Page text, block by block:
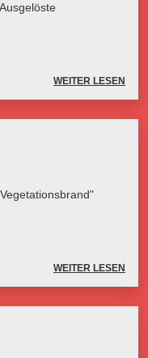
WEITER LESEN
WEITER LESEN